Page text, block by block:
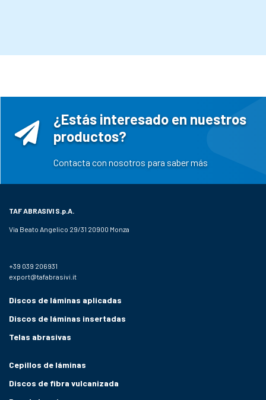
¿Estás interesado en nuestros
productos?
Contacta con nosotros para saber más
TAF ABRASIVI S.p.A.
Via Beato Angelico 29/31 20900 Monza
+39 039 206931
export@tafabrasivi.it
Discos de láminas aplicadas
Discos de láminas insertadas
Telas abrasivas
Cepillos de láminas
Discos de fibra vulcanizada